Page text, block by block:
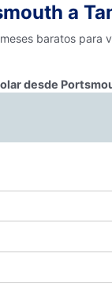
a
baratos para
desde